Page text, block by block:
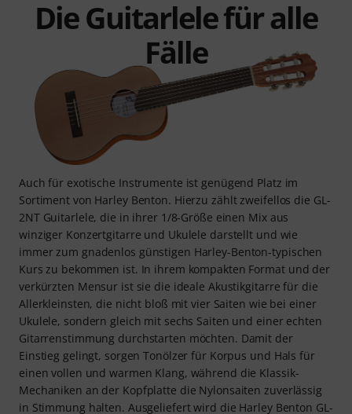
Die Guitarlele für alle
Fälle
Auch für exotische Instrumente ist genügend Platz im
Sortiment von Harley Benton. Hierzu zählt zweifellos die GL-
2NT Guitarlele, die in ihrer 1/8-Größe einen Mix aus
winziger Konzertgitarre und Ukulele darstellt und wie
immer zum gnadenlos günstigen Harley-Benton-typischen
Kurs zu bekommen ist. In ihrem kompakten Format und der
verkürzten Mensur ist sie die ideale Akustikgitarre für die
Allerkleinsten, die nicht bloß mit vier Saiten wie bei einer
Ukulele, sondern gleich mit sechs Saiten und einer echten
Gitarrenstimmung durchstarten möchten. Damit der
Einstieg gelingt, sorgen Tonölzer für Korpus und Hals für
einen vollen und warmen Klang, während die Klassik-
Mechaniken an der Kopfplatte die Nylonsaiten zuverlässig
in Stimmung halten. Ausgeliefert wird die Harley Benton GL-